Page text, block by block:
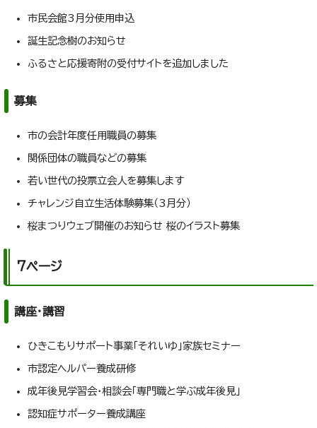
市民会館3月分使用申込
誕生記念樹のお知らせ
ふるさと応援寄附の受付サイトを追加しました
募集
市の会計年度任用職員の募集
関係団体の職員などの募集
若い世代の投票立会人を募集します
チャレンジ自立生活体験募集（3月分）
桜まつりウェブ開催のお知らせ 桜のイラスト募集
7ページ
講座・講習
ひきこもりサポート事業「それいゆ」家族セミナー
市認定ヘルパー養成研修
成年後見学習会・相談会「専門職と学ぶ成年後見」
認知症サポーター養成講座